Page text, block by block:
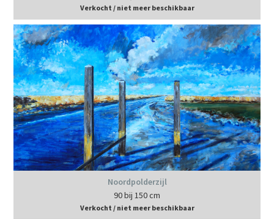
Verkocht / niet meer beschikbaar
Noordpolderzijl
90 bij 150 cm
Verkocht / niet meer beschikbaar